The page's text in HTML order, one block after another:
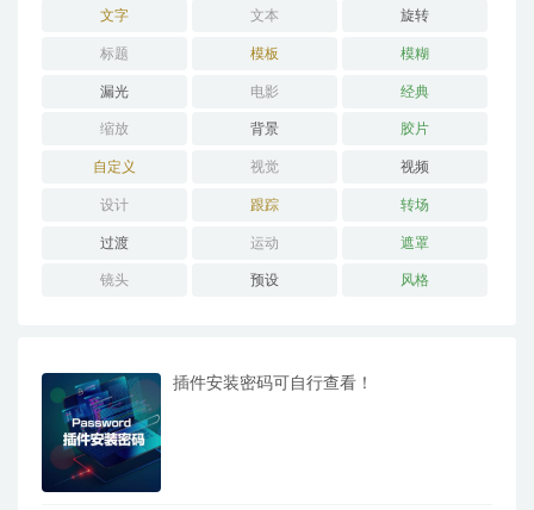
文字 文本 旋转
标题 模板 模糊
漏光 电影 经典
缩放 背景 胶片
自定义 视觉 视频
设计 跟踪 转场
过渡 运动 遮罩
镜头 预设 风格
插件安装密码可自行查看！